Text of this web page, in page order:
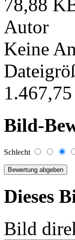
78,88
Autor
Keine
Bild-
Schlecht
Dieses
Bild